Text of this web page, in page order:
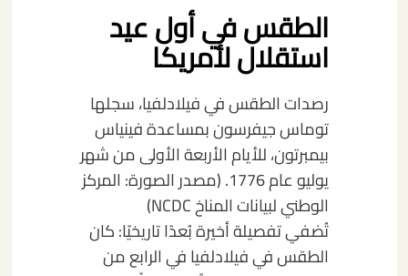
الطقس في أول عيد
استقلال لأمريكا
رصدات الطقس في فيلادلفيا، سجلها
توماس جيفرسون بمساعدة فينياس
بيمبرتون، للأيام الأربعة الأولى من شهر
يوليو عام 1776.
(مصدر الصورة: المركز
الوطني لبيانات المناخ NCDC)
تُضفي تفصيلة أخيرة بُعدًا تاريخيًا: كان
الطقس في فيلادلفيا في الرابع من